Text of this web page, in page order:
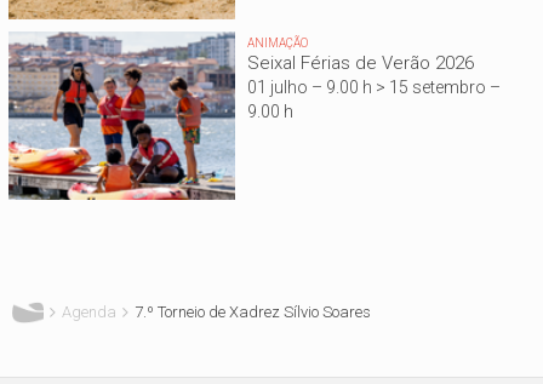
ANIMAÇÃO
Seixal Férias de Verão 2026
01 julho – 9.00 h > 15 setembro –
9.00 h
Agenda 7.º Torneio de Xadrez Sílvio Soares